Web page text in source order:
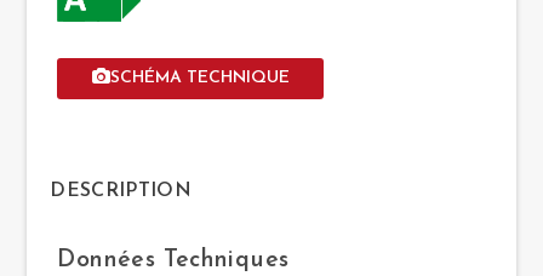
SCHÉMA TECHNIQUE
DESCRIPTION
Données Techniques